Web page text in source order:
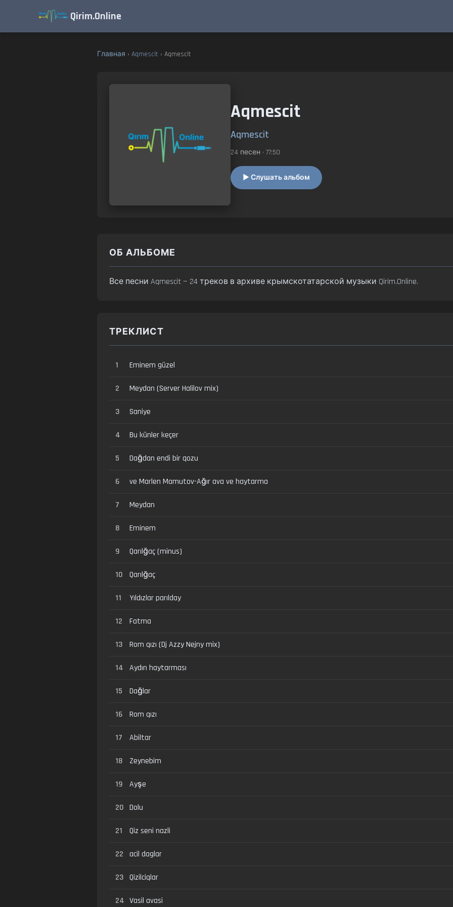
Qirim.Online
Главная › Aqmescit › Aqmescit
Aqmescit
Aqmescit
24 песен • 77:50
▶ Слушать альбом
ОБ АЛЬБОМЕ
Все песни Aqmescit — 24 треков в архиве крымскотатарской музыки Qirim.Online.
ТРЕКЛИСТ
1 Eminem güzel
2 Meydan (Server Halilov mix)
3 Saniye
4 Bu künler keçer
5 Dağdan endi bir qozu
6 ve Marlen Mamutov-Ağır ava ve haytarma
7 Meydan
8 Eminem
9 Qarılğaç (minus)
10 Qarılğaç
11 Yıldızlar parılday
12 Fatma
13 Rom qızı (Dj Azzy Nejny mix)
14 Aydın haytarması
15 Dağlar
16 Rom qızı
17 Abiltar
18 Zeynebim
19 Ayşe
20 Dolu
21 Qiz seni nazli
22 acil daglar
23 Qizilciqlar
24 Vasil avasi